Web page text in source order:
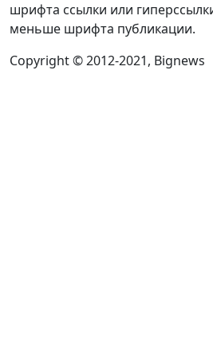
шрифта ссылки или
меньше шрифта публикации.
Copyright © 2012-2021, Bignews